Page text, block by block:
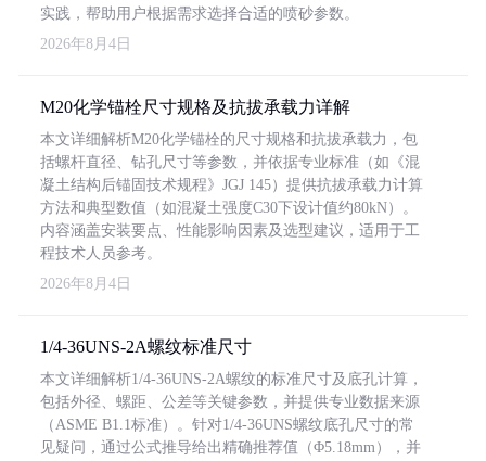
实践，帮助用户根据需求选择合适的喷砂参数。
2026年8月4日
M20化学锚栓尺寸规格及抗拔承载力详解
本文详细解析M20化学锚栓的尺寸规格和抗拔承载力，包
括螺杆直径、钻孔尺寸等参数，并依据专业标准（如《混
凝土结构后锚固技术规程》JGJ 145）提供抗拔承载力计算
方法和典型数值（如混凝土强度C30下设计值约80kN）。
内容涵盖安装要点、性能影响因素及选型建议，适用于工
程技术人员参考。
2026年8月4日
1/4-36UNS-2A螺纹标准尺寸
本文详细解析1/4-36UNS-2A螺纹的标准尺寸及底孔计算，
包括外径、螺距、公差等关键参数，并提供专业数据来源
（ASME B1.1标准）。针对1/4-36UNS螺纹底孔尺寸的常
见疑问，通过公式推导给出精确推荐值（Φ5.18mm），并